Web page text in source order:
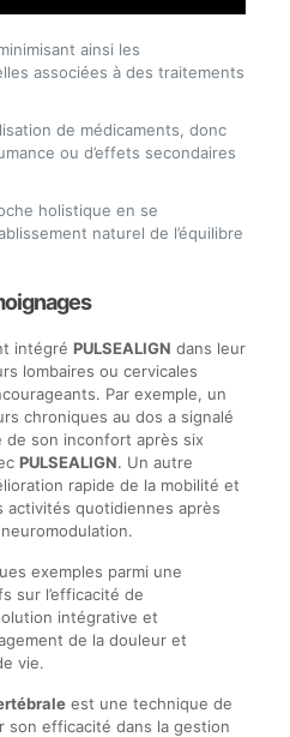
ainsi les
associées à des traitements
de médicaments, donc
ou d’effets secondaires
holistique en se
naturel de l’équilibre
intégré PULSEALIGN dans leur
lombaires ou cervicales
Par exemple, un
chroniques au dos a signalé
de son inconfort après six
PULSEALIGN. Un autre
rapide de la mobilité et
activités quotidiennes après
exemples parmi une
sur l’efficacité de
intégrative et
de la douleur et
vie.
est une technique de
son efficacité dans la gestion